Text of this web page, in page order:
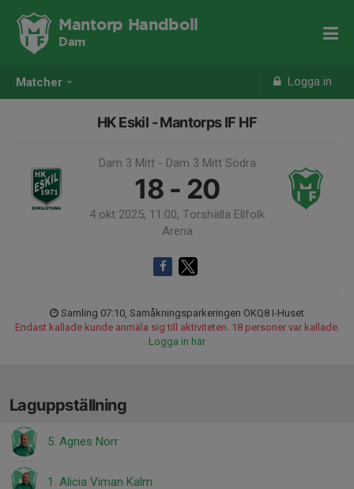
Matcher Logga in
Mantorp Handboll
Dam
HK Eskil - Mantorps IF HF
Dam 3 Mitt - Dam 3 Mitt Södra
18 - 20
4 okt 2025, 11:00, Torshälla Ellfolk
Arena
Samling 07:10, Samåkningsparkeringen OKQ8 I-Huset
Endast kallade kunde anmäla sig till aktiviteten. 18 personer var kallade.
Logga in här
Laguppställning
5. Agnes Norr
1. Alicia Viman Kalm